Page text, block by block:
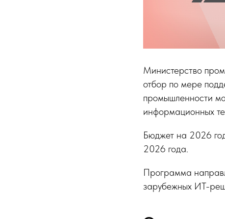
Министерство
отбор по мере
промышленности
информационных
Бюджет на 2026
2026 года.
Программа
зарубежных ИТ-